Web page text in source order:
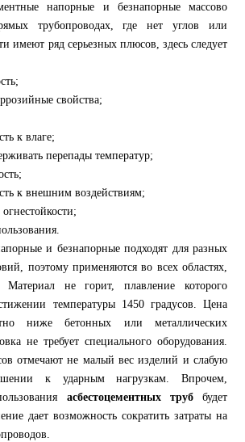
напорные и безнапорные массово
трубопроводах, где нет углов или
имеют ряд серьезных плюсов, здесь следует
свойства;
к влаге;
перепады температур;
к внешним воздействиям;
и безнапорные подходят для разных
поэтому применяются во всех областях,
Материал не горит, плавление которого
температуры 1450 градусов. Цена
ниже бетонных или металлических
не требует специального оборудования.
отмечают не малый вес изделий и слабую
к ударным нагрузкам. Впрочем,
асбестоцементных труббудет
дает возможность сократить затраты на